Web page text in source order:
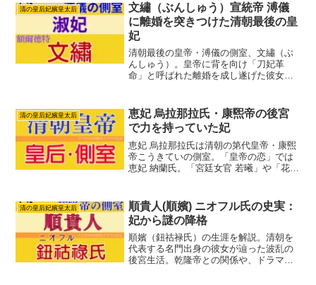
清の皇后妃嬪皇太后
文繡（ぶんしゅう）宣統帝 溥儀
に離婚を突きつけた清朝最後の皇
妃
清朝最後の皇帝・溥儀の側室、文繡（ぶ
んしゅう）。皇帝に背を向け「刀妃革
命」と呼ばれた離婚を成し遂げた彼女の
清の皇后妃嬪皇太后
恵妃 烏拉那拉氏・康煕帝の後宮
で力を持っていた妃
恵妃 烏拉那拉氏は清朝の第代皇帝・康煕
帝こうきていの側室。「皇帝の恋」では
恵妃 納蘭氏。「宮廷女官 若曦」や「花散
のドラマでも主人公を妨害する悪役とし
て登場します...
清の皇后妃嬪皇太后
順貴人(順嬪) ニオフル氏の史実：
妃から謎の降格
順嬪（鈕祜禄氏）の生涯を解説。清朝を
代表する名門出身の彼女が辿った波乱の
後宮生活。乾隆帝との関係や、ドラマと